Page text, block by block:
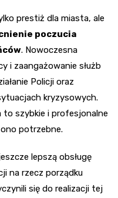
prestiż dla miasta, ale
poczucia
. Nowoczesna
i zaangażowanie służb
Policji oraz
kryzysowych.
to szybkie i profesjonalne
potrzebne.
lepszą obsługę
na rzecz porządku
się do realizacji tej